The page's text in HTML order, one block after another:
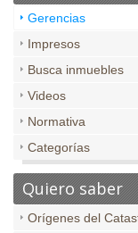
Gerencias
Impresos
Busca inmuebles
Videos
Normativa
Categorías
Quiero saber
Orígenes del